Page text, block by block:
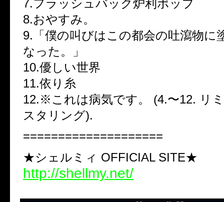
7.フラッシュバック炉利ポップ
8.おやすみ。
9.「僕の叫びはこの都会の吐瀉物に
なった。」
10.優しい世界
11.依り糸
12.※これは病気です。 (4.〜12. リ
スタリング).
====================
★シェルミィ OFFICIAL SITE★
http://shellmy.net/